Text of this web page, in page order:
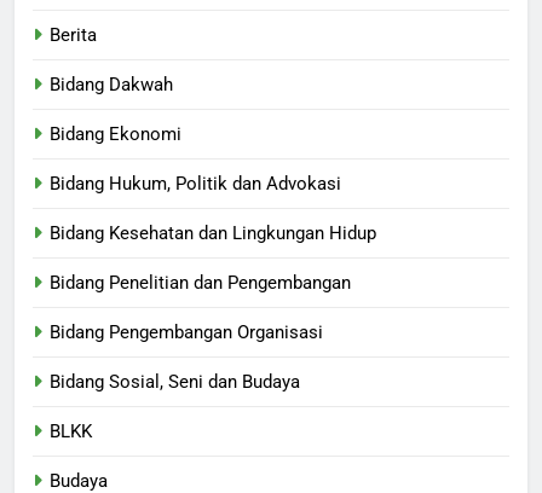
Berita
Bidang Dakwah
Bidang Ekonomi
Bidang Hukum, Politik dan Advokasi
Bidang Kesehatan dan Lingkungan Hidup
Bidang Penelitian dan Pengembangan
Bidang Pengembangan Organisasi
Bidang Sosial, Seni dan Budaya
BLKK
Budaya